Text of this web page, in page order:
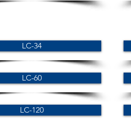
LC-34
LC-60
LC-120